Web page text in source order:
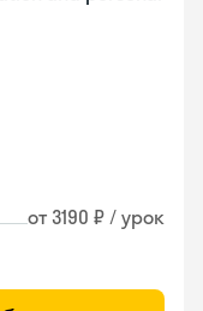
от 3190 ₽ / урок